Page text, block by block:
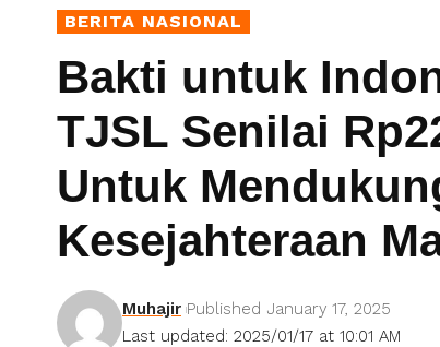
BERITA NASIONAL
Bakti untuk
TJSL Senilai
Untuk
Kesejahteraan
Last updated: 2025/01/17 at 10:01 AM
Muhajir Published January 17, 2025